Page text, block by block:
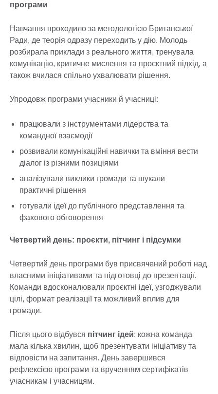
програми
Навчання проходило за методологією Британської
Ради, де теорія одразу переходить у дію. Молодь
розбирала приклади з реального життя, тренувала
комунікацію, критичне мислення та проєктний підхід, а
також вчилася спільно ухвалювати рішення.
Упродовж програми учасники й учасниці:
працювали з інструментами лідерства та
командної взаємодії
розвивали комунікаційні навички та вміння вести
діалог із різними позиціями
аналізували виклики громади та шукали
практичні рішення
готували ідеї до публічного представлення та
фахового обговорення
Четвертий день: проєкти, пітчинг і підсумки
Четвертий день програми був присвячений роботі над
власними ініціативами та підготовці до презентації.
Команди вдосконалювали проєктні ідеї, узгоджували
цілі, формат реалізації та можливий вплив для
громади.
Після цього відбувся пітчинг ідей: кожна команда
мала кілька хвилин, щоб презентувати ініціативу та
відповісти на запитання. День завершився
рефлексією програми та врученням сертифікатів
учасникам і учасницям.